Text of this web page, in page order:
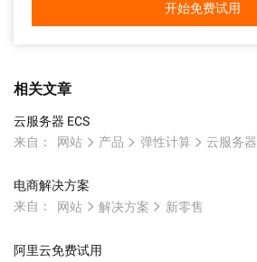
开始免费试用
相关文章
云服务器 ECS
来自：
网站 产品 弹性计算 云服务器
电商解决方案
来自：
网站 解决方案 新零售
阿里云免费试用